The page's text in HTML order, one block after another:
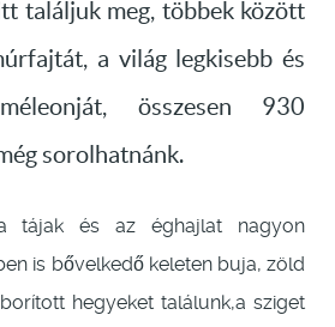
találjuk meg, többek között
a világ legkisebb és
összesen 930
sorolhatnánk.
és az éghajlat nagyon
is bővelkedő keleten buja, zöld
hegyeket találunk,a sziget